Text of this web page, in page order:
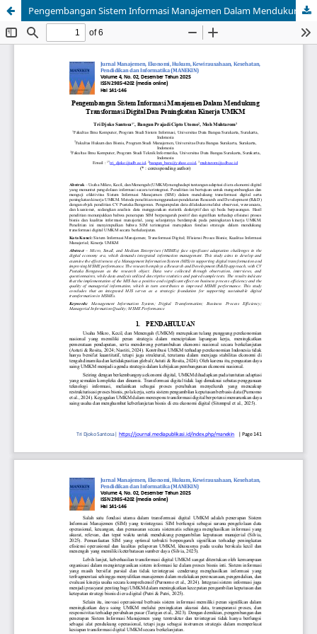
Pengembangan Sistem Informasi Manajemen Dalam Mendukung Transformasi Digital Dan Peningkatan Kinerja UMKM